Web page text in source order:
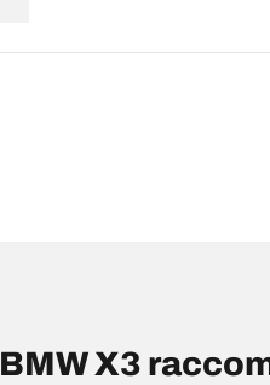
BMW X3